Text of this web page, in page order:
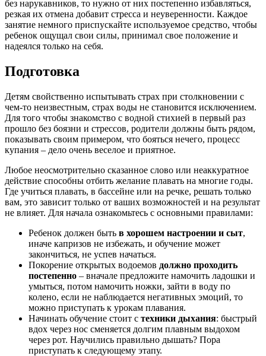
без нарукавников, то нужно от них постепенно избавляться,
резкая их отмена добавит стресса и неуверенности. Каждое
занятие немного приспускайте используемое средство, чтобы
ребенок ощущал свои силы, принимал свое положение и
надеялся только на себя.
Подготовка
Детям свойственно испытывать страх при столкновении с
чем-то неизвестным, страх воды не становится исключением.
Для того чтобы знакомство с водной стихией в первый раз
прошло без боязни и стрессов, родители должны быть рядом,
показывать своим примером, что бояться нечего, процесс
купания – дело очень веселое и приятное.
Любое неосмотрительно сказанное слово или неаккуратное
действие способны отбить желание плавать на многие годы.
Где учиться плавать, в бассейне или на речке, решать только
вам, это зависит только от ваших возможностей и на результат
не влияет. Для начала ознакомьтесь с основными правилами:
Ребенок должен быть в хорошем настроении и сыт,
иначе капризов не избежать, и обучение может
закончиться, не успев начаться.
Покорение открытых водоемов должно проходить
постепенно – вначале предложите намочить ладошки и
умыться, потом намочить ножки, зайти в воду по
колено, если не наблюдается негативных эмоций, то
можно приступать к урокам плавания.
Начинать обучение стоит с техники дыхания: быстрый
вдох через нос сменяется долгим плавным выдохом
через рот. Научились правильно дышать? Пора
приступать к следующему этапу.